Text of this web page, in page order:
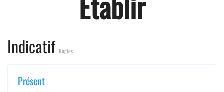
Indicatif Règles
Présent